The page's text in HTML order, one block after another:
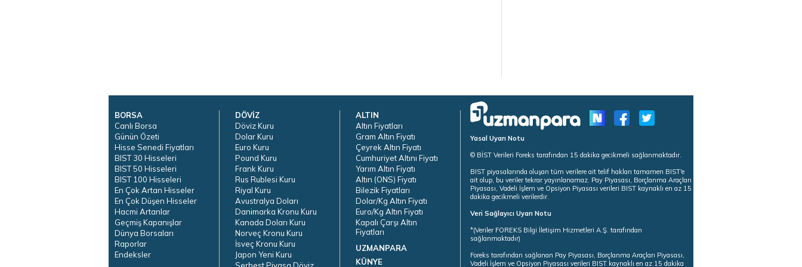
BORSA
Canlı Borsa
Günün Özeti
Hisse Senedi Fiyatları
BIST 30 Hisseleri
BIST 50 Hisseleri
BIST 100 Hisseleri
En Çok Artan Hisseler
En Çok Düşen Hisseler
Hacmi Artanlar
Geçmiş Kapanışlar
Dünya Borsaları
Raporlar
Endeksler
DÖVİZ
Döviz Kuru
Dolar Kuru
Euro Kuru
Pound Kuru
Frank Kuru
Rus Rublesi Kuru
Riyal Kuru
Avustralya Doları
Danimarka Kronu Kuru
Kanada Doları Kuru
Norveç Kronu Kuru
İsveç Kronu Kuru
Japon Yeni Kuru
Serbest Piyasa Döviz
ALTIN
Altın Fiyatları
Gram Altın Fiyatı
Çeyrek Altın Fiyatı
Cumhuriyet Altını Fiyatı
Yarım Altın Fiyatı
Altın (ONS) Fiyatı
Bilezik Fiyatları
Dolar/Kg Altın Fiyatı
Euro/Kg Altın Fiyatı
Kapalı Çarşı Altın
Fiyatları
UZMANPARA
KÜNYE
Yasal Uyarı Notu
© BİST Verileri Foreks tarafından 15 dakika gecikmeli sağlanmaktadır.
BIST piyasalarında oluşan tüm verilere ait telif hakları tamamen BIST'e
ait olup, bu veriler tekrar yayınlanamaz. Pay Piyasası, Borçlanma Araçları
Piyasası, Vadeli İşlem ve Opsiyon Piyasası verileri BIST kaynaklı en az 15
dakika gecikmeli verilerdir.
Veri Sağlayıcı Uyarı Notu
*(Veriler FOREKS Bilgi İletişim Hizmetleri A.Ş. tarafından
sağlanmaktadır)
Foreks tarafından sağlanan Pay Piyasası, Borçlanma Araçları Piyasası,
Vadeli İşlem ve Opsiyon Piyasası verileri BIST kaynaklı en az 15 dakika